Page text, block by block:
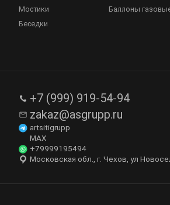
Мостики
Беседки
Баллоны
+7 (999) 919-54-94
zakaz@asgrupp.ru
artsitigrupp
MAX
+79999195494
Московская обл., г. Чехов, ул